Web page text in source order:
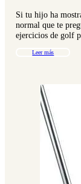
Si tu hijo ha
normal que te
ejercicios de golf
Leer más